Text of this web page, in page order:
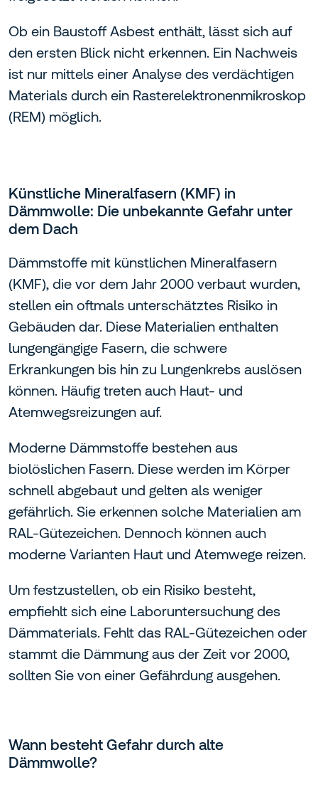
Ob ein Baustoff Asbest enthält, lässt sich auf
den ersten Blick nicht erkennen. Ein Nachweis
ist nur mittels einer Analyse des verdächtigen
Materials durch ein Rasterelektronenmikroskop
(REM) möglich.
Künstliche Mineralfasern (KMF) in
Dämmwolle: Die unbekannte Gefahr unter
dem Dach
Dämmstoffe mit künstlichen Mineralfasern
(KMF), die vor dem Jahr 2000 verbaut wurden,
stellen ein oftmals unterschätztes Risiko in
Gebäuden dar. Diese Materialien enthalten
lungengängige Fasern, die schwere
Erkrankungen bis hin zu Lungenkrebs auslösen
können. Häufig treten auch Haut- und
Atemwegsreizungen auf.
Moderne Dämmstoffe bestehen aus
biolöslichen Fasern. Diese werden im Körper
schnell abgebaut und gelten als weniger
gefährlich. Sie erkennen solche Materialien am
RAL-Gütezeichen. Dennoch können auch
moderne Varianten Haut und Atemwege reizen.
Um festzustellen, ob ein Risiko besteht,
empfiehlt sich eine Laboruntersuchung des
Dämmaterials. Fehlt das RAL-Gütezeichen oder
stammt die Dämmung aus der Zeit vor 2000,
sollten Sie von einer Gefährdung ausgehen.
Wann besteht Gefahr durch alte
Dämmwolle?